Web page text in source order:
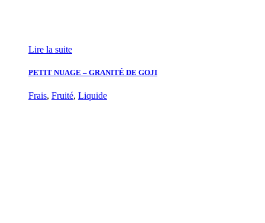
Lire la suite
PETIT NUAGE – GRANITÉ DE GOJI
Frais, Fruité, Liquide